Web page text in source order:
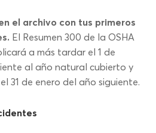
el archivo con tus primeros
El Resumen 300 de la OSHA
a más tardar el 1 de
al año natural cubierto y
31 de enero del año siguiente.